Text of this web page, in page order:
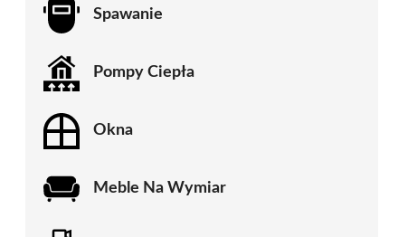
Spawanie
Pompy Ciepła
Okna
Meble Na Wymiar